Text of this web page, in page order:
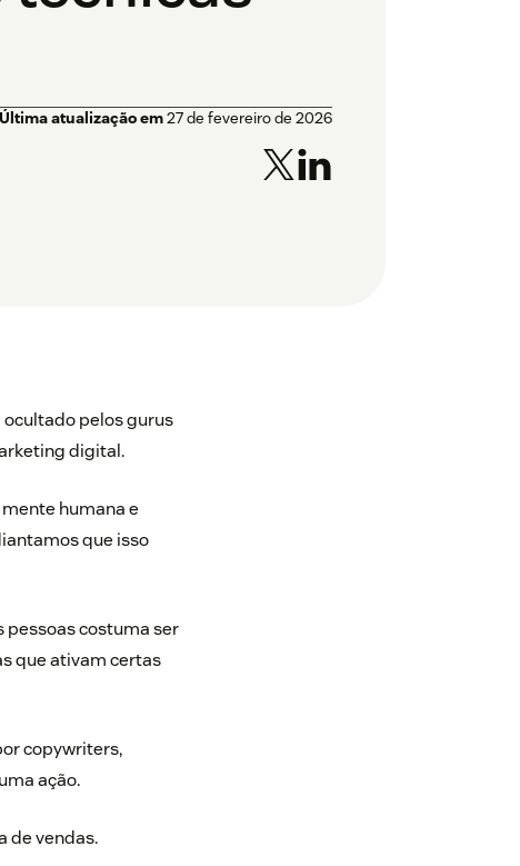
Última atualização em27 de fevereiro de 2026
pelos gurus
digital.
humana e
que isso
costuma ser
que ativam certas
copywriters,
ação.
de vendas.